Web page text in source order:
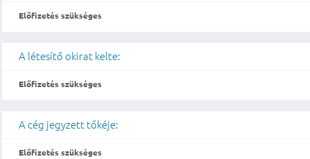
Előfizetés szükséges
A létesítő okirat kelte:
Előfizetés szükséges
A cég jegyzett tőkéje:
Előfizetés szükséges